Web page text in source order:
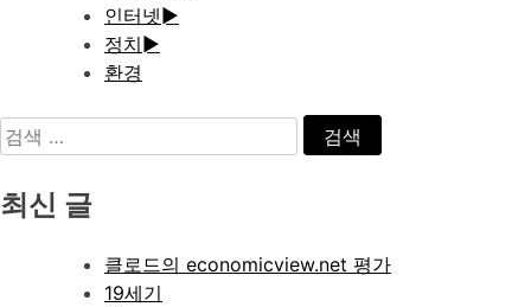
인터넷►
정치►
환경
검
색:
최신 글
클로드의 economicview.net 평가
19세기